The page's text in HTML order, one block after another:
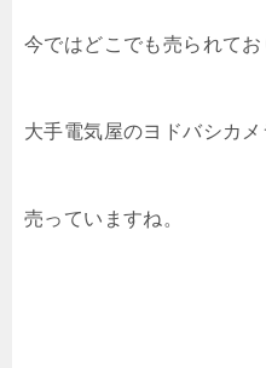
今ではどこでも売られてお
大手電気屋のヨドバシカメ
売っていますね。